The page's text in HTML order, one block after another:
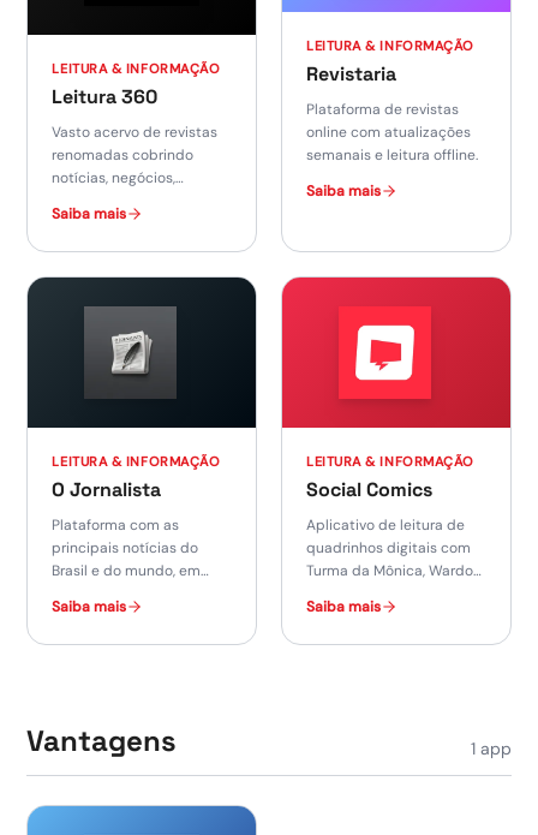
LEITURA & INFORMAÇÃO
Leitura 360
Vasto acervo de revistas
renomadas cobrindo
notícias, negócios,
muito mais.
Saiba mais
LEITURA & INFORMAÇÃO
Revistaria
Plataforma de revistas
online com atualizações
semanais e leitura offline.
Saiba mais
LEITURA & INFORMAÇÃO
O Jornalista
Plataforma com as
principais notícias do
Brasil e do mundo, em
revistas como O Globo e
Saiba mais
LEITURA & INFORMAÇÃO
Social Comics
Aplicativo de leitura de
quadrinhos digitais com
Turma da Mônica, Wardog,
Saiba mais
Vantagens 1 app